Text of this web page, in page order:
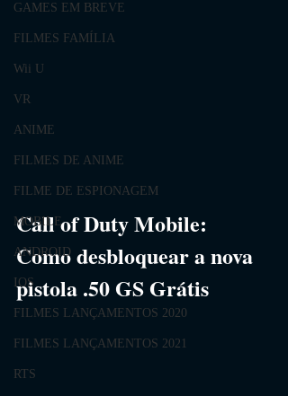
GAMES EM BREVE
FILMES FAMÍLIA
Wii U
VR
ANIME
FILMES DE ANIME
FILME DE ESPIONAGEM
MOBILE
ANDROID
IOS
FILMES LANÇAMENTOS 2020
FILMES LANÇAMENTOS 2021
RTS
Call of Duty Mobile:
Como desbloquear a nova
pistola .50 GS Grátis